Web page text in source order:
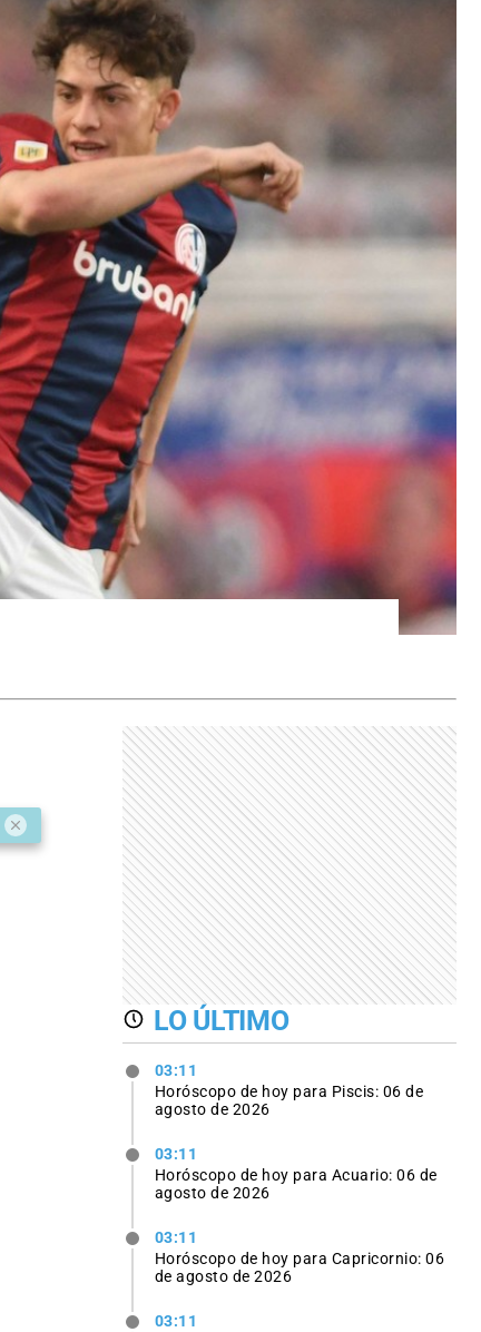
LO ÚLTIMO
03:11
Horóscopo de hoy para Piscis: 06 de
agosto de 2026
03:11
Horóscopo de hoy para Acuario: 06 de
agosto de 2026
03:11
Horóscopo de hoy para Capricornio: 06
de agosto de 2026
03:11